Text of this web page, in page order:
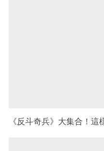
《反斗奇兵》大集合！這